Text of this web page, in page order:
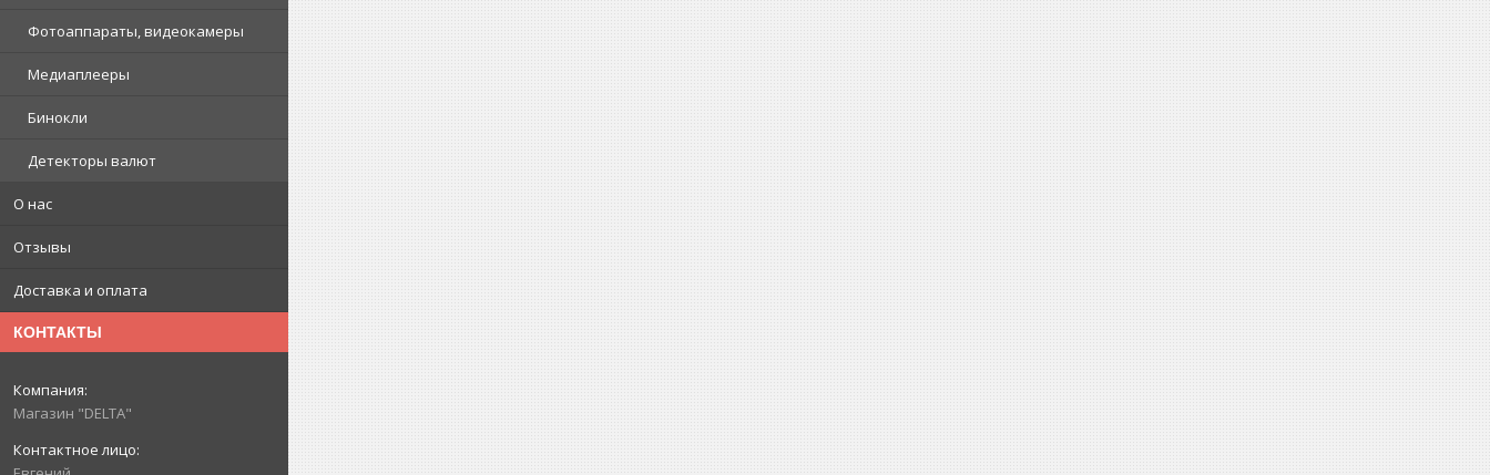
Фотоаппараты, видеокамеры
Медиаплееры
Бинокли
Детекторы валют
О нас
Отзывы
Доставка и оплата
КОНТАКТЫ
Магазин "DELTA"